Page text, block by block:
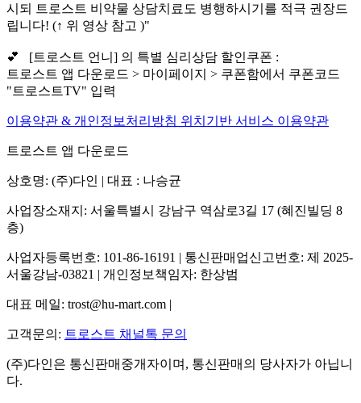
시되 트로스트 비약물 상담치료도 병행하시기를 적극 권장드
립니다! (↑ 위 영상 참고 )"
💕 [트로스트 언니] 의 특별 심리상담 할인쿠폰 :
트로스트 앱 다운로드 > 마이페이지 > 쿠폰함에서 쿠폰코드
"트로스트TV" 입력
이용약관 & 개인정보처리방침 위치기반 서비스 이용약관
트로스트 앱 다운로드
상호명: (주)다인 | 대표 : 나승균
사업장소재지: 서울특별시 강남구 역삼로3길 17 (혜진빌딩 8
층)
사업자등록번호: 101-86-16191 | 통신판매업신고번호: 제 2025-
서울강남-03821 | 개인정보책임자: 한상범
대표 메일: trost@hu-mart.com |
고객문의: 트로스트 채널톡 문의
(주)다인은 통신판매중개자이며, 통신판매의 당사자가 아닙니
다.